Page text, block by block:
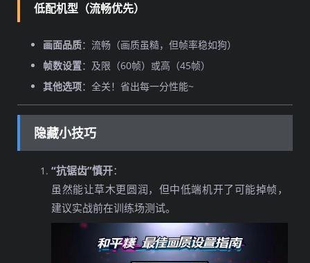
低配机型（流畅优先）
画面品质：流畅（画质虽糙，但帧率稳如狗）
帧数设置：及限（60帧）或高（45帧）
其他选项：全关！省出每一分性能~
隐藏小技巧
“抗锯齿”慎开：
虽然能让草木更圆润，但中低端机开了可能掉帧，
建议实战前在训练场测试。